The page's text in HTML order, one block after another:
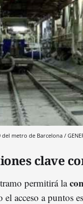
metro de Barcelona /
clave
permitirá la
el acceso a puntos